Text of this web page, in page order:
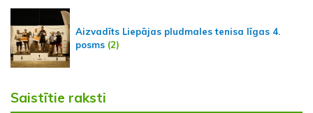
Aizvadīts Liepājas pludmales tenisa līgas 4.
posms (2)
Saistītie raksti